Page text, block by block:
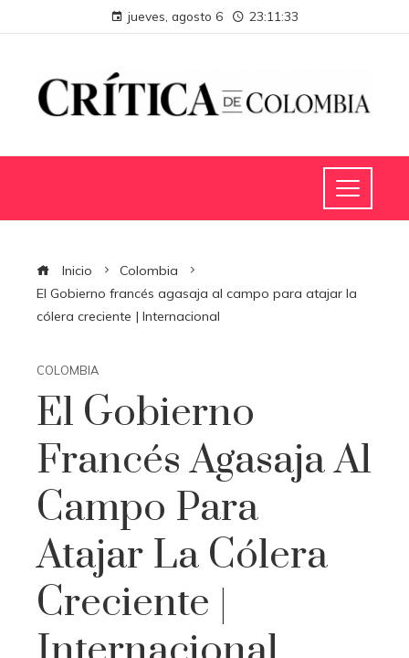
jueves, agosto 6 23:11:34
Inicio
Colombia
El Gobierno francés agasaja al campo para atajar la
cólera creciente | Internacional
COLOMBIA
El Gobierno
Francés Agasaja Al
Campo Para
Atajar La Cólera
Creciente |